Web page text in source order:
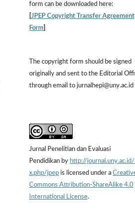
form can be downloaded here:
JPEP Copyright Transfer Agreement
Form
The copyright form should be signed
originally and sent to the Editorial
through email to jurnalhepi@uny.ac.id
Jurnal Penelitian dan Evaluasi
Pendidikan by http://
x.php/jpep is licensed under a
Commons Attribution-ShareAlike 4.0
International License.